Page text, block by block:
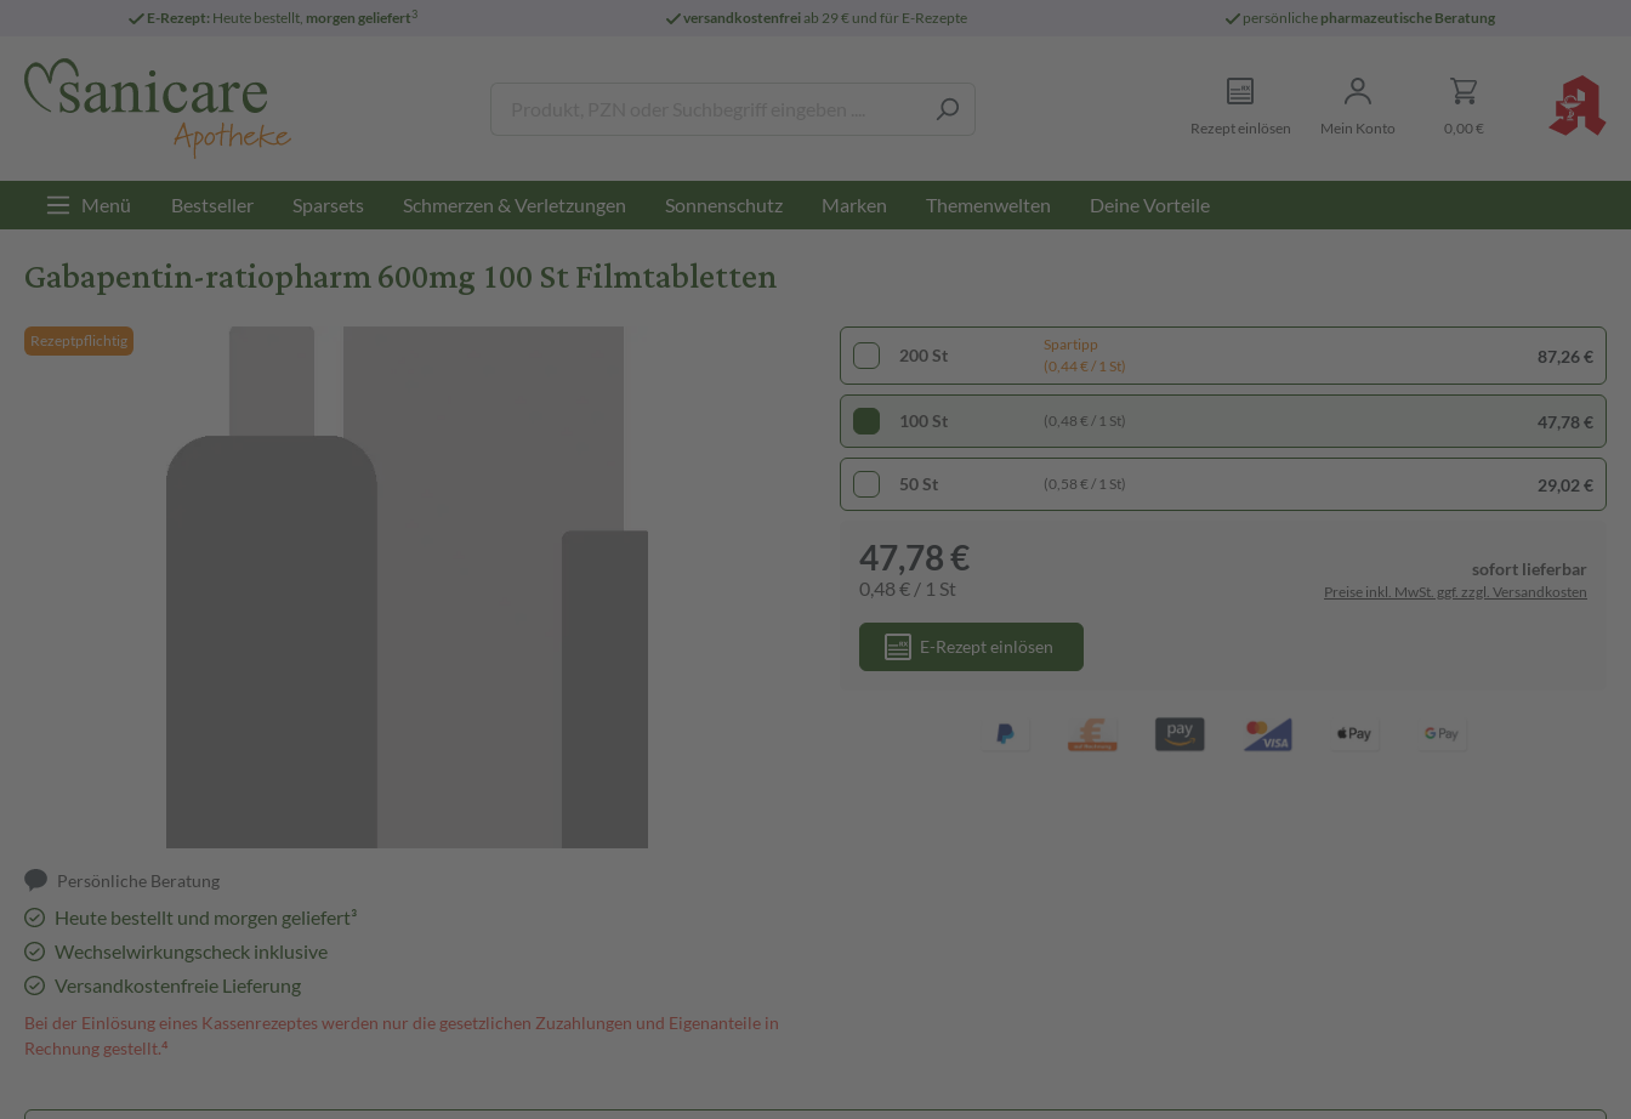
E-Rezept: Heute bestellt, morgen geliefert3 versandkostenfreiab 29 € und für E-Rezepte persönliche pharmazeutische Beratung
Rezept einlösen Mein Konto 0,00 €
Menü Bestseller Sparsets Schmerzen & Verletzungen Sonnenschutz Marken Themenwelten Deine Vorteile
Gabapentin-ratiopharm 600mg 100 St Filmtabletten
Rezeptpflichtig
Persönliche Beratung
Heute bestellt und morgen geliefert³
Wechselwirkungscheck inklusive
Versandkostenfreie Lieferung
Bei der Einlösung eines Kassenrezeptes werden nur die gesetzlichen Zuzahlungen und Eigenanteile in
Rechnung gestellt.⁴
200 St
Spartipp
(0,44 € / 1 St)
87,26 €
100 St (0,48 € / 1 St) 47,78 €
50 St (0,58 € / 1 St) 29,02 €
47,78 €
0,48 € / 1 St
sofort lieferbar
Preise inkl. MwSt. ggf. zzgl. Versandkosten
E-Rezept einlösen